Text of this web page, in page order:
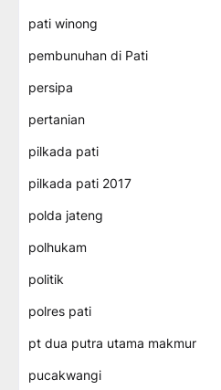
pati winong
pembunuhan di Pati
persipa
pertanian
pilkada pati
pilkada pati 2017
polda jateng
polhukam
politik
polres pati
pt dua putra utama makmur
pucakwangi